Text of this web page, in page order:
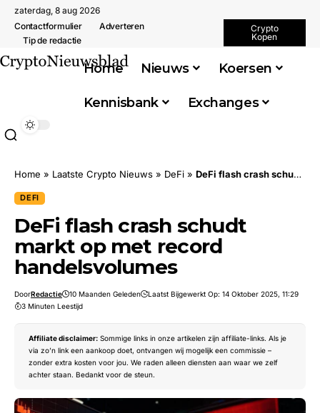
zaterdag, 8 aug 2026
Contactformulier
Adverteren
Tip de redactie
Crypto
Kopen
Home Nieuws Koersen
Kennisbank Exchanges
Home » Laatste Crypto Nieuws » DeFi » DeFi flash crash schudt markt op met record handelsvolumes
DEFI
DeFi flash crash schudt
markt op met record
handelsvolumes
DoorRedactie 10 Maanden Geleden
Laatst Bijgewerkt Op: 14 Oktober 2025, 11:29
3 Minuten Leestijd
Affiliate disclaimer: Sommige links in onze artikelen zijn affiliate-links. Als je
via zo’n link een aankoop doet, ontvangen wij mogelijk een commissie –
zonder extra kosten voor jou. We raden alleen diensten aan waar we zelf
achter staan. Bedankt voor de steun.